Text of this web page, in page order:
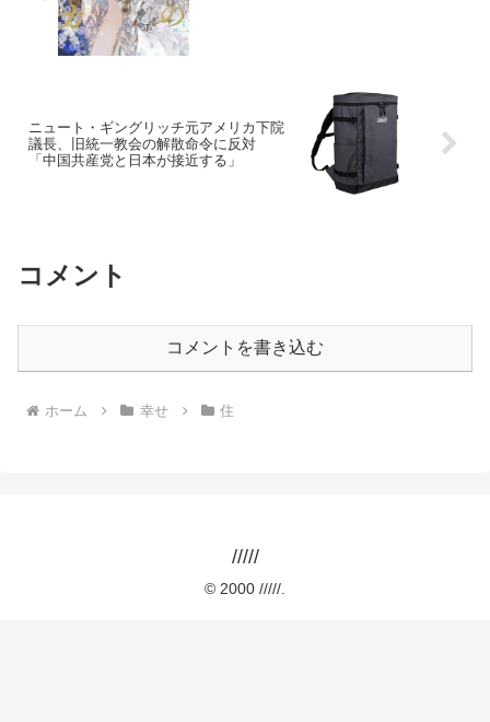
ニュート・ギングリッチ元アメリカ下院
議長、旧統一教会の解散命令に反対
「中国共産党と日本が接近する」
コメント
コメントを書き込む
ホーム 幸せ 住
/////
© 2000 /////.